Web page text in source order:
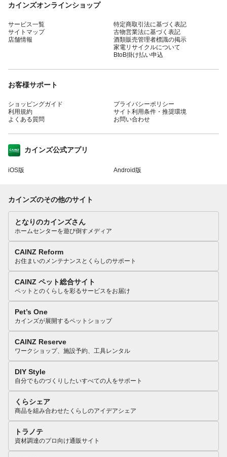
カインズオンラインショップ
サービス一覧
サイトマップ
店舗情報
特定商取引法に基づく表記
古物営業法に基づく表記
酒類販売管理者標識の掲示
家電リサイクルについて
BtoB掛け払い申込
お客様サポート
ショッピングガイド
利用規約
よくある質問
プライバシーポリシー
サイト利用条件・推奨環境
お問い合わせ
カインズ公式アプリ
iOS版 Android版
カインズのその他のサイト
となりのカインズさん
ホームセンターを遊び倒すメディア
CAINZ Reform
お住まいのメンテナンスとくらしのサポート
CAINZ ペット総合サイト
ペットとのくらしを彩るサービスをお届け
Pet’s One
カインズが展開するペットショップ
CAINZ Reserve
ワークショップ、施設予約、工具レンタル
DIY Style
自分でものづくりしたいすべての人をサポート
くらシェア
商品を組み合わせたくらしのアイデアシェア
トラノテ
資材調達のプロ向け通販サイト